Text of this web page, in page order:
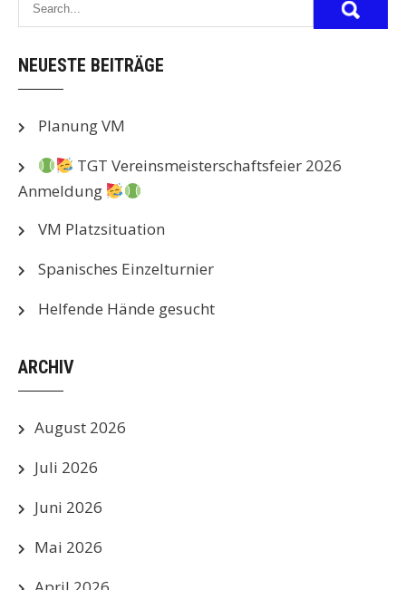
NEUESTE BEITRÄGE
Planung VM
TGT Vereinsmeisterschaftsfeier 2026
Anmeldung
VM Platzsituation
Spanisches Einzelturnier
Helfende Hände gesucht
ARCHIV
August 2026
Juli 2026
Juni 2026
Mai 2026